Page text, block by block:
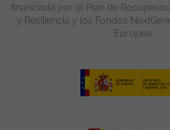
financiada por el Plan de
y Resiliencia y los Fondos
Europea.